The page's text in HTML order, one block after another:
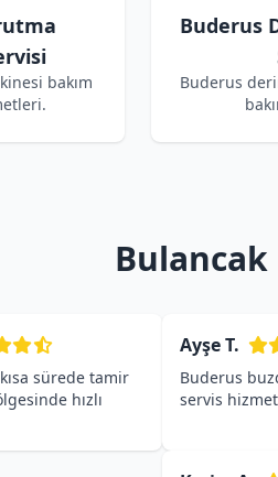
bakım
Buderus
Buderus
sürede tamir
hızlı
Ayşe T.
Buderus
servis